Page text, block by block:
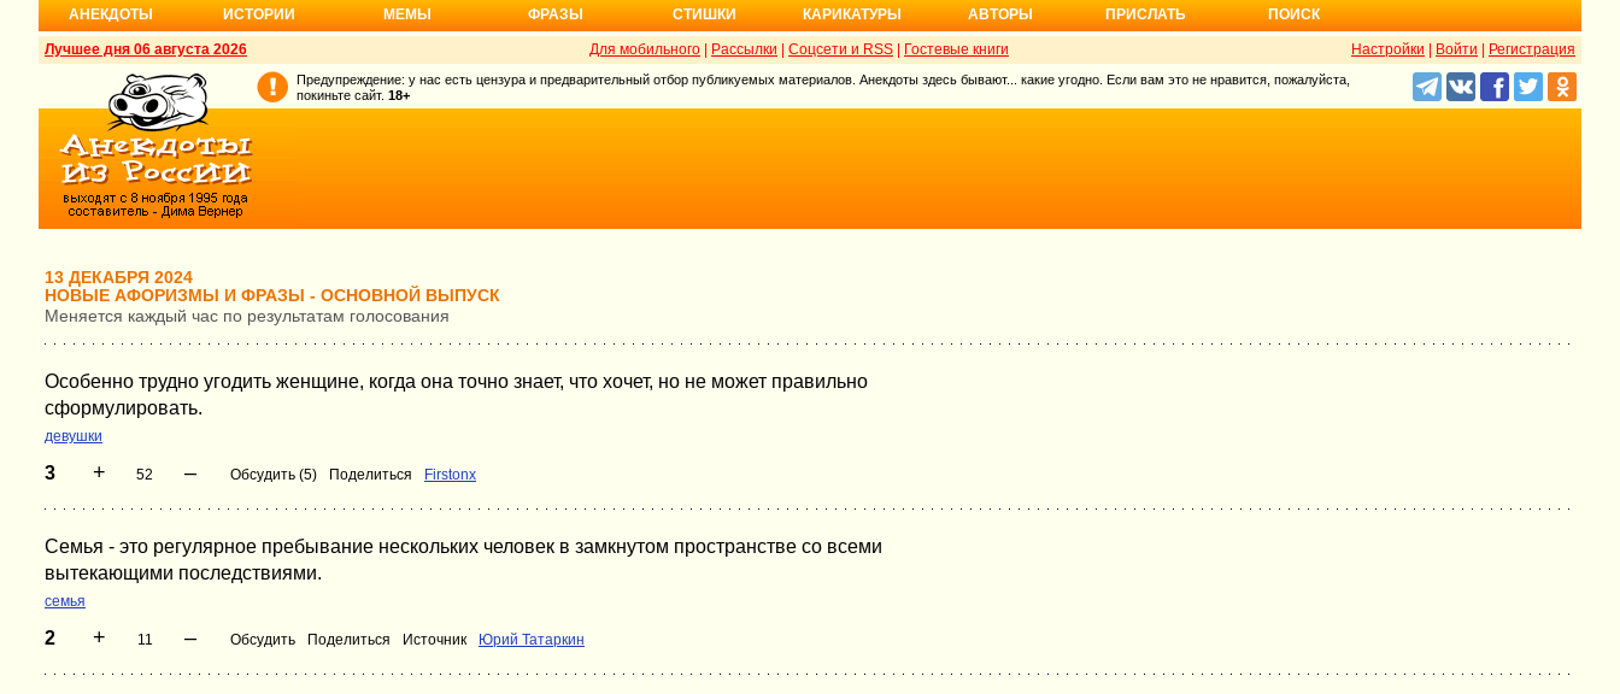
АНЕКДОТЫ ИСТОРИИ МЕМЫ ФРАЗЫ СТИШКИ КАРИКАТУРЫ АВТОРЫ ПРИСЛАТЬ ПОИСК
Лучшее дня 06 августа 2026 Настройки Войти Регистрация
Для мобильного Рассылки Соцсети и RSS Гостевые книги
Предупреждение: у нас есть цензура и предварительный отбор публикуемых материалов. Анекдоты здесь бывают... какие угодно. Если вам это не нравится, пожалуйста,
покиньте сайт. 18+
13 ДЕКАБРЯ 2024
НОВЫЕ АФОРИЗМЫ И ФРАЗЫ - ОСНОВНОЙ ВЫПУСК
Меняется каждый час по результатам голосования
Особенно трудно угодить женщине, когда она точно знает, что хочет, но не может правильно
сформулировать.
девушки
3 + 52 – Обсудить (5) Поделиться Firstonx
Семья - это регулярное пребывание нескольких человек в замкнутом пространстве со всеми
вытекающими последствиями.
семья
2 + 11 – Обсудить Поделиться Источник Юрий Татаркин